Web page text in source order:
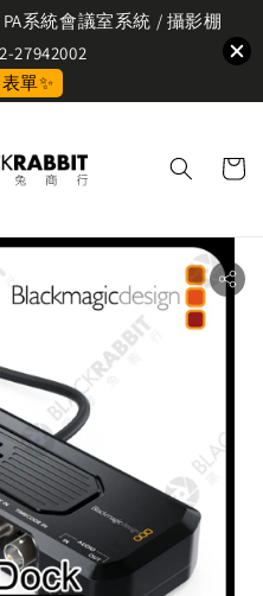
系統會議室系統 / 攝影棚
27942002
單✨